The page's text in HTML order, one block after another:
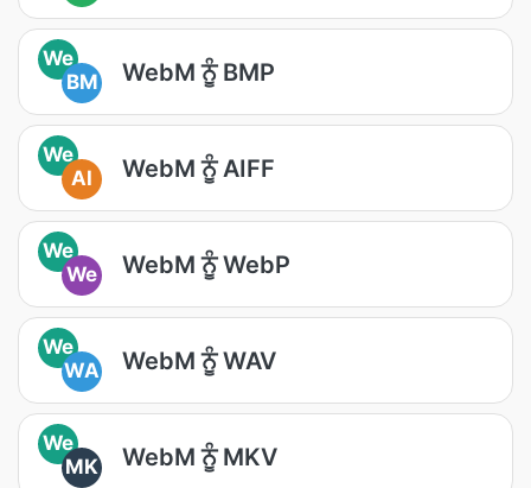
We
BM
WebM ਨੂੰ BMP
We
AI
WebM ਨੂੰ AIFF
We
We
WebM ਨੂੰ WebP
We
WA
WebM ਨੂੰ WAV
We
MK
WebM ਨੂੰ MKV